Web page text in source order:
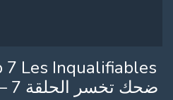
7 Les Inqualifiables
vs Eko & Secteur – 7 ضحك تخسر الحلقة